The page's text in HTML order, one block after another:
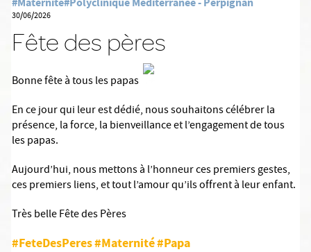
30/06/2026
Fête des pères
Bonne fête à tous les papas
En ce jour qui leur est dédié, nous souhaitons célébrer la
présence, la force, la bienveillance et l’engagement de tous
les papas.
Aujourd’hui, nous mettons à l’honneur ces premiers gestes,
ces premiers liens, et tout l’amour qu’ils offrent à leur enfant.
Très belle Fête des Pères
#FeteDesPeres#Maternité#Papa